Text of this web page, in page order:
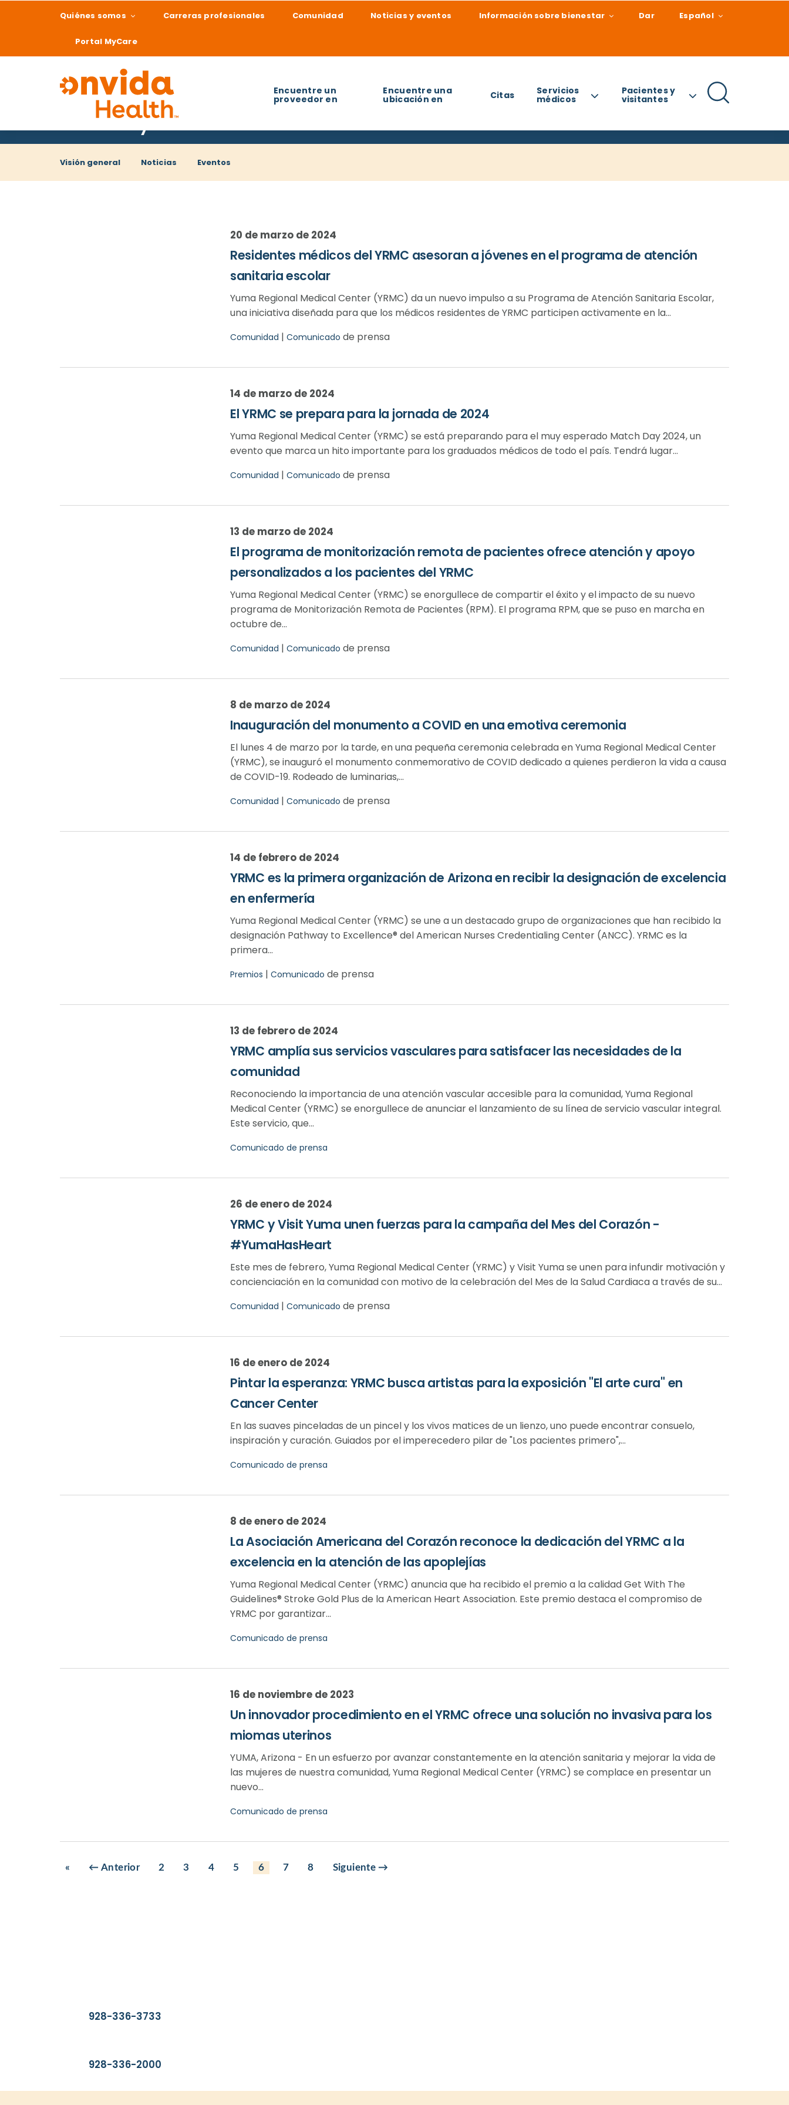
Quiénes somos Carreras profesionales Comunidad Noticias y eventos Información sobre bienestar Dar Español
Portal MyCare
Encuentre un
proveedor en
Encuentre una
ubicación en Citas Servicios
médicos
Pacientes y
visitantes
¿Qué podemos ayudarle a encontrar?
Noticias y eventos
Visión general Noticias Eventos
20 de marzo de 2024
Residentes médicos del YRMC asesoran a jóvenes en el programa de atención
sanitaria escolar
Yuma Regional Medical Center (YRMC) da un nuevo impulso a su Programa de Atención Sanitaria Escolar,
una iniciativa diseñada para que los médicos residentes de YRMC participen activamente en la...
Comunidad | Comunicado de prensa
14 de marzo de 2024
El YRMC se prepara para la jornada de 2024
Yuma Regional Medical Center (YRMC) se está preparando para el muy esperado Match Day 2024, un
evento que marca un hito importante para los graduados médicos de todo el país. Tendrá lugar...
Comunidad | Comunicado de prensa
13 de marzo de 2024
El programa de monitorización remota de pacientes ofrece atención y apoyo
personalizados a los pacientes del YRMC
Yuma Regional Medical Center (YRMC) se enorgullece de compartir el éxito y el impacto de su nuevo
programa de Monitorización Remota de Pacientes (RPM). El programa RPM, que se puso en marcha en
octubre de...
Comunidad | Comunicado de prensa
8 de marzo de 2024
Inauguración del monumento a COVID en una emotiva ceremonia
El lunes 4 de marzo por la tarde, en una pequeña ceremonia celebrada en Yuma Regional Medical Center
(YRMC), se inauguró el monumento conmemorativo de COVID dedicado a quienes perdieron la vida a causa
de COVID-19. Rodeado de luminarias,...
Comunidad | Comunicado de prensa
14 de febrero de 2024
YRMC es la primera organización de Arizona en recibir la designación de excelencia
en enfermería
Yuma Regional Medical Center (YRMC) se une a un destacado grupo de organizaciones que han recibido la
designación Pathway to Excellence® del American Nurses Credentialing Center (ANCC). YRMC es la
primera...
Premios | Comunicado de prensa
13 de febrero de 2024
YRMC amplía sus servicios vasculares para satisfacer las necesidades de la
comunidad
Reconociendo la importancia de una atención vascular accesible para la comunidad, Yuma Regional
Medical Center (YRMC) se enorgullece de anunciar el lanzamiento de su línea de servicio vascular integral.
Este servicio, que...
Comunicado de prensa
26 de enero de 2024
YRMC y Visit Yuma unen fuerzas para la campaña del Mes del Corazón -
#YumaHasHeart
Este mes de febrero, Yuma Regional Medical Center (YRMC) y Visit Yuma se unen para infundir motivación y
concienciación en la comunidad con motivo de la celebración del Mes de la Salud Cardiaca a través de su...
Comunidad | Comunicado de prensa
16 de enero de 2024
Pintar la esperanza: YRMC busca artistas para la exposición "El arte cura" en
Cancer Center
En las suaves pinceladas de un pincel y los vivos matices de un lienzo, uno puede encontrar consuelo,
inspiración y curación. Guiados por el imperecedero pilar de "Los pacientes primero",...
Comunicado de prensa
8 de enero de 2024
La Asociación Americana del Corazón reconoce la dedicación del YRMC a la
excelencia en la atención de las apoplejías
Yuma Regional Medical Center (YRMC) anuncia que ha recibido el premio a la calidad Get With The
Guidelines® Stroke Gold Plus de la American Heart Association. Este premio destaca el compromiso de
YRMC por garantizar...
Comunicado de prensa
16 de noviembre de 2023
Un innovador procedimiento en el YRMC ofrece una solución no invasiva para los
miomas uterinos
YUMA, Arizona - En un esfuerzo por avanzar constantemente en la atención sanitaria y mejorar la vida de
las mujeres de nuestra comunidad, Yuma Regional Medical Center (YRMC) se complace en presentar un
nuevo...
Comunicado de prensa
« ← Anterior 2 3 4 5 6 7 8 Siguiente →
928-336-3733
928-336-2000